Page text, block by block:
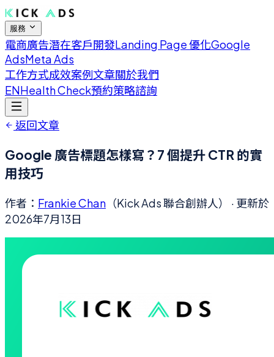
服務
電商廣告潛在客戶開發Landing Page 優化Google
AdsMeta Ads
工作方式成效案例文章關於我們
ENHealth Check預約策略諮詢
返回文章
Google 廣告標題怎樣寫？7 個提升 CTR 的實
用技巧
作者： Frankie Chan （Kick Ads 聯合創辦人）
· 更新於
2026年7月13日